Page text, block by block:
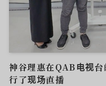
神谷理惠在QAB电视
行了现场直播